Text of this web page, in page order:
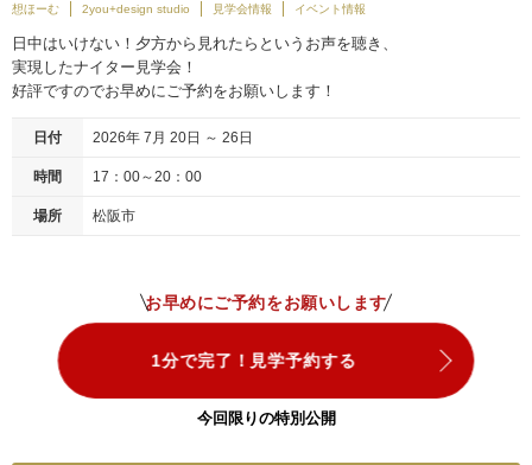
想ほーむ 2you+design studio 見学会情報 イベント情報
日中はいけない！夕方から見れたらというお声を聴き、
実現したナイター見学会！
好評ですのでお早めにご予約をお願いします！
日付 2026年 7月 20日 ～ 26日
時間 17：00～20：00
場所 松阪市
お早めにご予約をお願いします
1分で完了！見学予約する
今回限りの特別公開